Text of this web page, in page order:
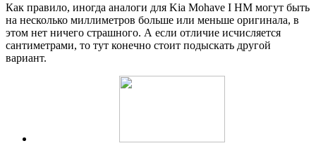
Как правило, иногда аналоги для Kia Mohave I HM могут быть
на несколько миллиметров больше или меньше оригинала, в
этом нет ничего страшного. А если отличие исчисляется
сантиметрами, то тут конечно стоит подыскать другой
вариант.